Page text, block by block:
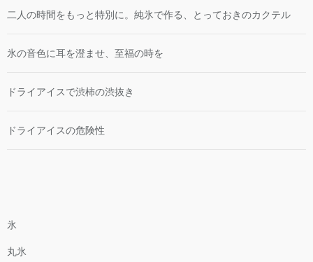
二人の時間をもっと特別に。純氷で作る、とっておきのカクテル
氷の音色に耳を澄ませ、至福の時を
ドライアイスで渋柿の渋抜き
ドライアイスの危険性
氷
丸氷